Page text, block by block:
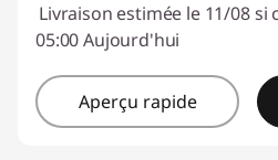
Livraison estimée le 11/08 si
05:00 Aujourd'hui
Aperçu rapide